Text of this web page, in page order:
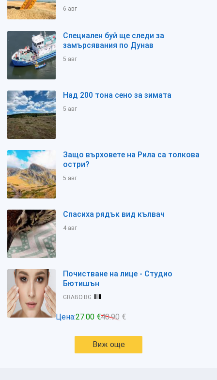
6 авг
Специален буй ще следи за
замърсявания по Дунав
5 авг
Над 200 тона сено за зимата
5 авг
Защо върховете на Рила са толкова
остри?
5 авг
Спасиха рядък вид кълвач
4 авг
Почистване на лице - Студио
Бютишън
GRABO.BG
Цена:27.00 €40.90 €
Виж още